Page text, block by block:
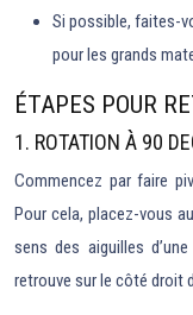
Si possible, faites-
pour les grands
ÉTAPES POUR
1. ROTATION À 90
Commencez par faire
Pour cela, placez-vous
sens des aiguilles
retrouve sur le côté droit